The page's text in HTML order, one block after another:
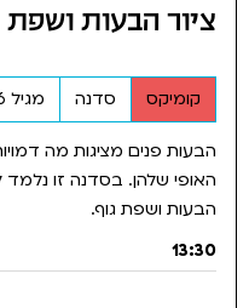
ציור הבעות ושפת
קומיקס סדנה מגיל 6+
הבעות פנים מציגות מה
האופי שלהן. בסדנה זו נלמד
הבעות ושפת גוף.
13:30